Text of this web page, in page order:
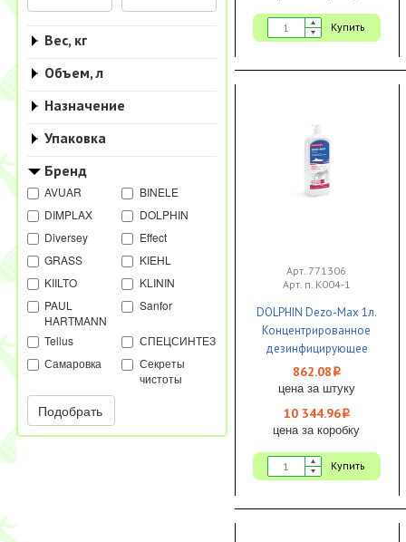
Вес, кг
Объем, л
Назначение
Упаковка
Бренд
AVUAR
BINELE
DIMPLAX
DOLPHIN
Diversey
Effect
GRASS
KIEHL
KIILTO
KLININ
PAUL
HARTMANN
Sanfor
Tellus
СПЕЦСИНТЕЗ
Самаровка
Секреты
чистоты
Подобрать
Купить
Арт. 771306
Арт. п. К004-1
DOLPHIN Dezo-Max 1л.
Концентрированное
дезинфицирующее
средство 1/12 ЧЗ
862.08 i
цена за штуку
10 344.96i
цена за коробку
Купить